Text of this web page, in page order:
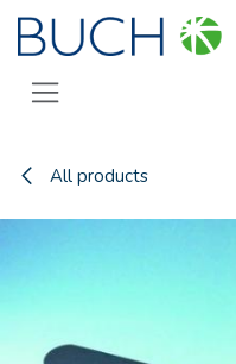
Gå til indhold
All products